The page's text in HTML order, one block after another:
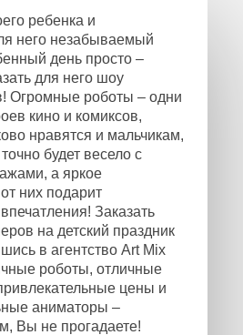
ребенка и
него незабываемый
день просто –
для него шоу
Огромные роботы – одни
кино и комиксов,
нравятся и мальчикам,
будет весело с
а яркое
них подарит
Заказать
на детский праздник
в агентство Art Mix
роботы, отличные
цены и
аниматоры –
Вы не прогадаете!